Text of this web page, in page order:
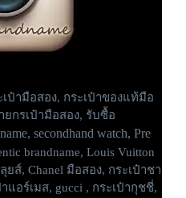
เป๋ามือสอง, กระเป๋าของแท้มือ
ยกรเป๋ามือสอง, รับซื้อ
secondhand watch, Pre
brandname, Louis Vuitton
ส์, Chanel มือสอง, กระเป๋าชา
แอร์เมส, gucci , กระเป๋ากุชชี่,